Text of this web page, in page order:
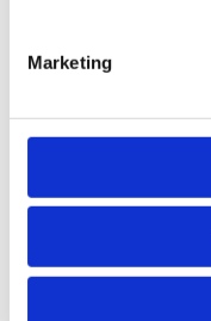
Marketing